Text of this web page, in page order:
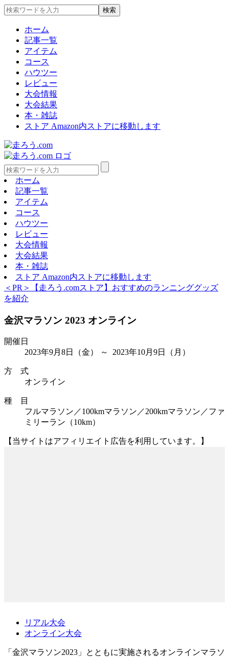
ホーム
記事一覧
アイテム
コース
ハウツー
レビュー
大会情報
大会結果
本・雑誌
ストア Amazon内ストアに移動します
ホーム
記事一覧
アイテム
コース
ハウツー
レビュー
大会情報
大会結果
本・雑誌
ストア Amazon内ストアに移動します
＜PR＞【走ろう.comストア】おすすめのランニンググッズ
を紹介
金沢マラソン 2023 オンライン
開催日
2023年9月8日
（金） ～ 2023年10月9日 （月）
方 式
オンライン
種 目
フルマラソン／100kmマラソン／200kmマラソン／ファ
ミリーラン（10km）
【当サイトはアフィリエイト広告を利用しています。】
リアル大会
オンライン大会
「金沢マラソン2023」とともに実施されるオンラインマラソ